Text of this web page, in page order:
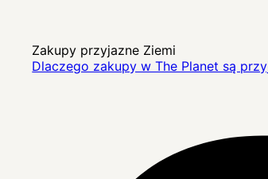
Zakupy przyjazne Ziemi
Dlaczego zakupy w The Planet są